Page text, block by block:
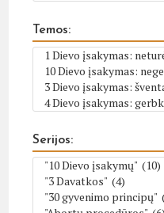
Temos:
Serijos: